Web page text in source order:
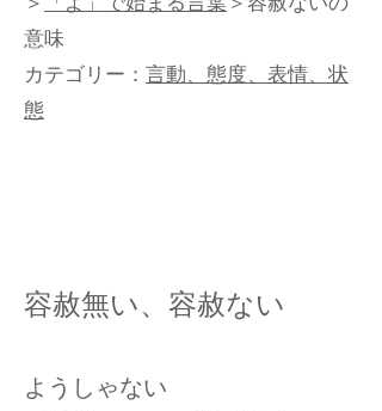
意味
カテゴリー： 言動、態度、表情、状
態
​容赦無い、容赦ない
ようしゃない